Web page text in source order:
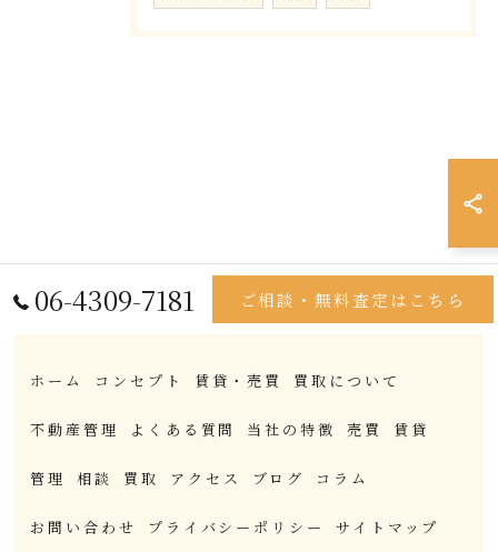
06-4309-7181 ご相談・無料査定はこちら
ホーム コンセプト 賃貸・売買 買取について
不動産管理 よくある質問 当社の特徴 売買 賃貸
管理 相談 買取 アクセス ブログ コラム
お問い合わせ プライバシーポリシー サイトマップ